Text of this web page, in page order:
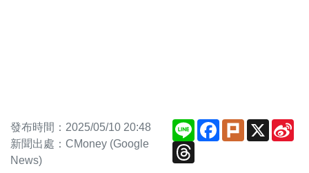
發布時間：2025/05/10 20:48
新聞出處：CMoney (Google
News)
Line Facebook
PlurkX
Threads